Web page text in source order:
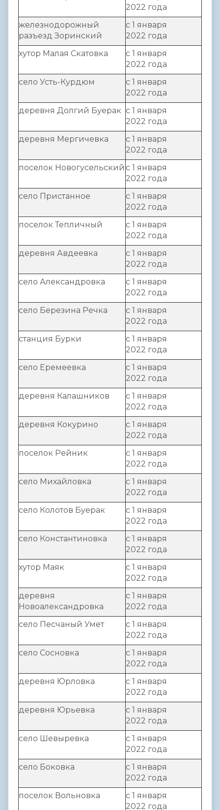
2022 года
железнодорожный
разъезд Зоринский
с 1 января
2022 года
хутор Малая Скатовка
с 1 января
2022 года
село Усть-Курдюм
с 1 января
2022 года
деревня Долгий Буерак с 1 января
2022 года
деревня Мергичевка
с 1 января
2022 года
поселок Новогусельский с 1 января
2022 года
село Пристанное
с 1 января
2022 года
поселок Тепличный
с 1 января
2022 года
деревня Авдеевка
с 1 января
2022 года
село Александровка
с 1 января
2022 года
село Березина Речка
с 1 января
2022 года
станция Бурки
с 1 января
2022 года
село Еремеевка
с 1 января
2022 года
деревня Калашников
с 1 января
2022 года
деревня Кокурино
с 1 января
2022 года
поселок Рейник
с 1 января
2022 года
село Михайловка
с 1 января
2022 года
село Колотов Буерак
с 1 января
2022 года
село Константиновка
с 1 января
2022 года
хутор Маяк
с 1 января
2022 года
деревня
Новоалександровка
с 1 января
2022 года
село Песчаный Умет
с 1 января
2022 года
село Сосновка
с 1 января
2022 года
деревня Юрловка
с 1 января
2022 года
деревня Юрьевка
с 1 января
2022 года
село Шевыревка
с 1 января
2022 года
село Боковка
с 1 января
2022 года
поселок Вольновка
с 1 января
2022 года